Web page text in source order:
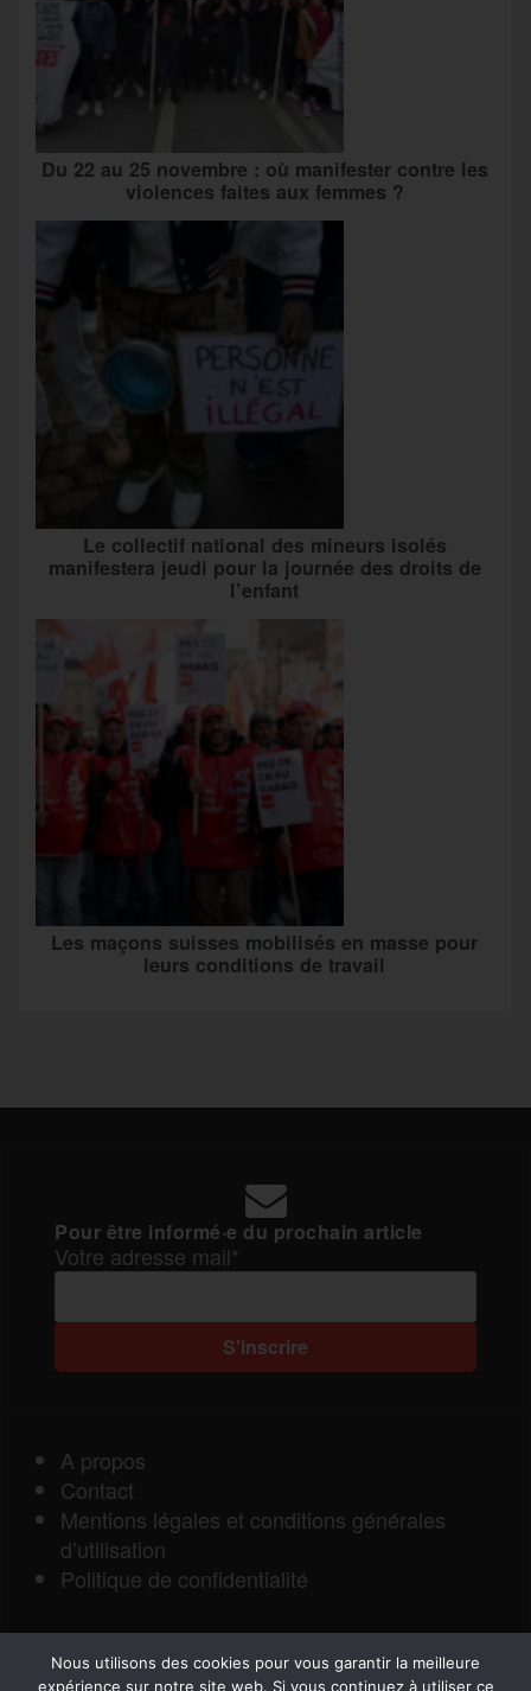
Du 22 au 25 novembre : où manifester contre les
violences faites aux femmes ?
Le collectif national des mineurs isolés
manifestera jeudi pour la journée des droits de
l’enfant
Les maçons suisses mobilisés en masse pour
leurs conditions de travail
Pour être informé·e du prochain article
Votre adresse mail*
A propos
Contact
Mentions légales et conditions générales
d’utilisation
Politique de confidentialité
Nous utilisons des cookies pour vous garantir la meilleure
expérience sur notre site web. Si vous continuez à utiliser ce